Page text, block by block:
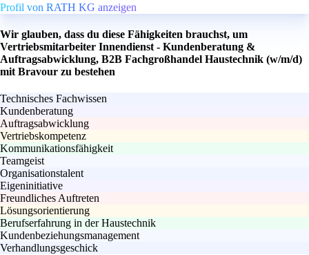
Profil von RATH KG anzeigen
Wir glauben, dass du diese Fähigkeiten brauchst, um
Vertriebsmitarbeiter Innendienst - Kundenberatung &
Auftragsabwicklung, B2B Fachgroßhandel Haustechnik (w/m/d)
mit Bravour zu bestehen
Technisches Fachwissen
Kundenberatung
Auftragsabwicklung
Vertriebskompetenz
Kommunikationsfähigkeit
Teamgeist
Organisationstalent
Eigeninitiative
Freundliches Auftreten
Lösungsorientierung
Berufserfahrung in der Haustechnik
Kundenbeziehungsmanagement
Verhandlungsgeschick